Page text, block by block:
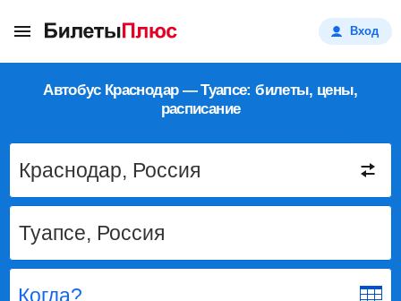
Вход
Автобус Краснодар — Туапсе: билеты, цены,
расписание
Когда?